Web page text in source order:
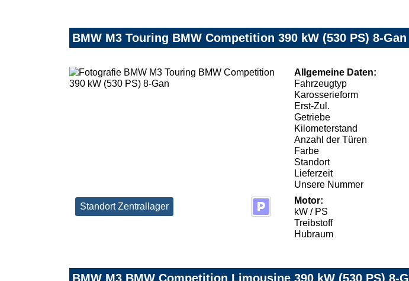
BMW M3 Touring BMW Competition 390 kW (530 PS) 8-Gan
Standort Zentrallager
Allgemeine Daten:
Fahrzeugtyp
Karosserieform
Erst-Zul.
Getriebe
Kilometerstand
Anzahl der Türen
Farbe
Standort
Lieferzeit
Unsere Nummer
Motor:
kW / PS
Treibstoff
Hubraum
BMW M3 BMW Competition Limousine 390 kW (530 PS) 8-G